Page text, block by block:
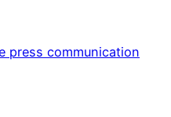
press communication